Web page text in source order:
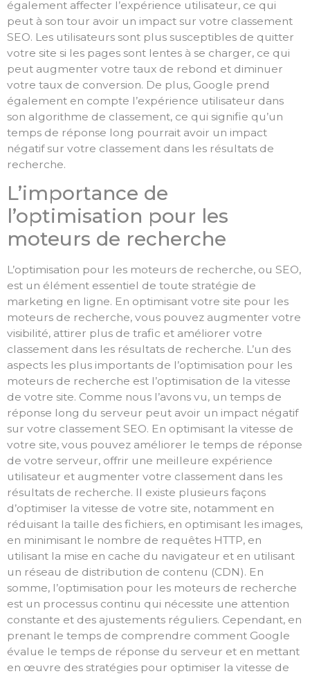
également affecter l’expérience utilisateur, ce qui
peut à son tour avoir un impact sur votre classement
SEO. Les utilisateurs sont plus susceptibles de quitter
votre site si les pages sont lentes à se charger, ce qui
peut augmenter votre taux de rebond et diminuer
votre taux de conversion. De plus, Google prend
également en compte l’expérience utilisateur dans
son algorithme de classement, ce qui signifie qu’un
temps de réponse long pourrait avoir un impact
négatif sur votre classement dans les résultats de
recherche.
L’importance de
l’optimisation pour les
moteurs de recherche
L’optimisation pour les moteurs de recherche, ou SEO,
est un élément essentiel de toute stratégie de
marketing en ligne. En optimisant votre site pour les
moteurs de recherche, vous pouvez augmenter votre
visibilité, attirer plus de trafic et améliorer votre
classement dans les résultats de recherche. L’un des
aspects les plus importants de l’optimisation pour les
moteurs de recherche est l’optimisation de la vitesse
de votre site. Comme nous l’avons vu, un temps de
réponse long du serveur peut avoir un impact négatif
sur votre classement SEO. En optimisant la vitesse de
votre site, vous pouvez améliorer le temps de réponse
de votre serveur, offrir une meilleure expérience
utilisateur et augmenter votre classement dans les
résultats de recherche. Il existe plusieurs façons
d’optimiser la vitesse de votre site, notamment en
réduisant la taille des fichiers, en optimisant les images,
en minimisant le nombre de requêtes HTTP, en
utilisant la mise en cache du navigateur et en utilisant
un réseau de distribution de contenu (CDN). En
somme, l’optimisation pour les moteurs de recherche
est un processus continu qui nécessite une attention
constante et des ajustements réguliers. Cependant, en
prenant le temps de comprendre comment Google
évalue le temps de réponse du serveur et en mettant
en œuvre des stratégies pour optimiser la vitesse de